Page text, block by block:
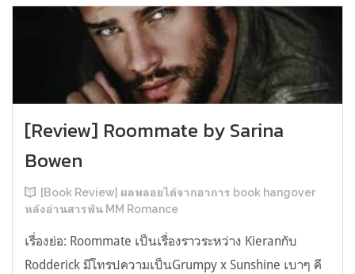
[Review] Roommate by Sarina
Bowen
[Book Review] ผลพลอยได้จากอาการ book hangover
หลังอ่านสารพัน MM Romance
เรื่องย่อ: Roommate เป็นเรื่องราวระหว่าง Kieranกับ
Rodderick มีโทรปความเป็นGrumpy x Sunshine เบาๆ คี